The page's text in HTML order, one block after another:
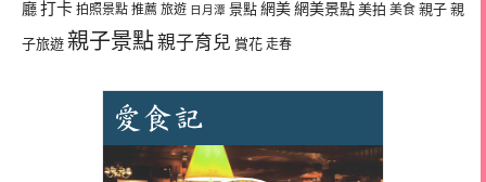
廳打卡 拍照景點 推薦 旅遊 日月潭 景點 網美網美景點 美拍 美食 親子 親
子旅遊 親子景點親子育兒 賞花 走春